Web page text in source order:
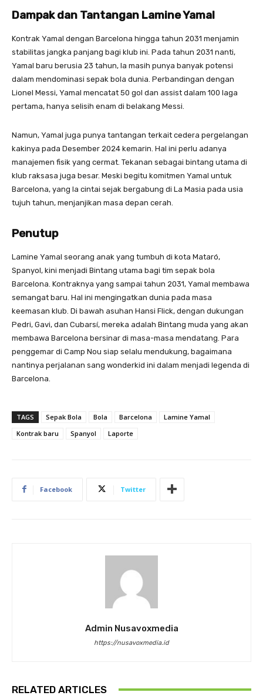
Dampak dan Tantangan Lamine Yamal
Kontrak Yamal dengan Barcelona hingga tahun 2031 menjamin
stabilitas jangka panjang bagi klub ini. Pada tahun 2031 nanti,
Yamal baru berusia 23 tahun, Ia masih punya banyak potensi
dalam mendominasi sepak bola dunia. Perbandingan dengan
Lionel Messi, Yamal mencatat 50 gol dan assist dalam 100 laga
pertama, hanya selisih enam di belakang Messi.
Namun, Yamal juga punya tantangan terkait cedera pergelangan
kakinya pada Desember 2024 kemarin. Hal ini perlu adanya
manajemen fisik yang cermat. Tekanan sebagai bintang utama di
klub raksasa juga besar. Meski begitu komitmen Yamal untuk
Barcelona, yang Ia cintai sejak bergabung di La Masia pada usia
tujuh tahun, menjanjikan masa depan cerah.
Penutup
Lamine Yamal seorang anak yang tumbuh di kota Mataró,
Spanyol, kini menjadi Bintang utama bagi tim sepak bola
Barcelona. Kontraknya yang sampai tahun 2031, Yamal membawa
semangat baru. Hal ini mengingatkan dunia pada masa
keemasan klub. Di bawah asuhan Hansi Flick, dengan dukungan
Pedri, Gavi, dan Cubarsí, mereka adalah Bintang muda yang akan
membawa Barcelona bersinar di masa-masa mendatang. Para
penggemar di Camp Nou siap selalu mendukung, bagaimana
nantinya perjalanan sang wonderkid ini dalam menjadi legenda di
Barcelona.
TAGS Sepak Bola Bola Barcelona
Lamine Yamal
Kontrak baru
Spanyol Laporte
Facebook Twitter
Admin Nusavoxmedia
https://nusavoxmedia.id
RELATED ARTICLES